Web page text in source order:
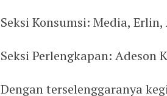
Seksi Konsumsi: Media, Erlin,
Seksi Perlengkapan: Adeson
Dengan terselenggaranya